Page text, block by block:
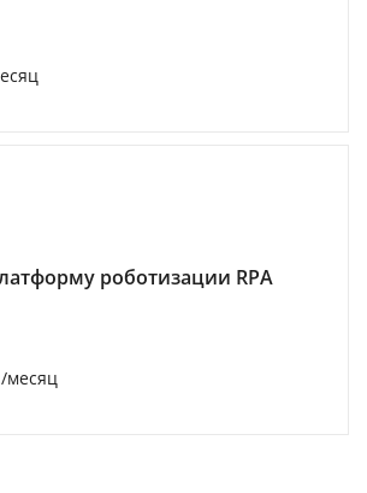
роботизации RPA
месяц